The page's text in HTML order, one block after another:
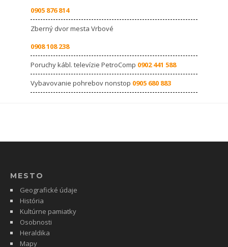
0905 876 814
Zberný dvor mesta Vrbové
0908 108 238
Poruchy kábl. televízie PetroComp 0902 441 588
Vybavovanie pohrebov nonstop 0905 680 883
MESTO
Geografické údaje
História
Kultúrne pamiatky
Osobnosti
Heraldika
Mapy